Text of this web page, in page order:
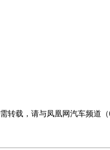
转载，请与凤凰网汽车频道（